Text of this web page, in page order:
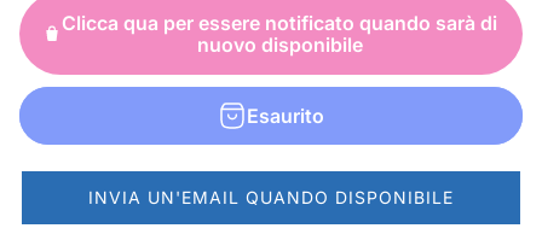
z
o
d
i
v
e
z
o
n
o
r
m
Clicca qua per essere notificato quando sarà di
nuovo disponibile
Esaurito
INVIA UN'EMAIL QUANDO DISPONIBILE